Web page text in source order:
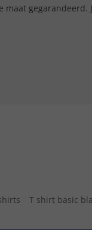
maat gegarandeerd.
T shirt basic